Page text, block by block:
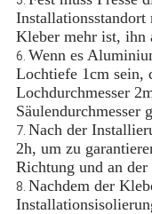
Kleber mehr ist, ihn
6. Wenn es
Lochtiefe 1cm sein,
Lochdurchmesser
Säulendurchmesser
7. Nach der
2h, um zu
Richtung und an
8. Nachdem der